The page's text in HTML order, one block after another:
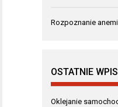
Rozpoznanie
OSTATNIE
Oklejanie